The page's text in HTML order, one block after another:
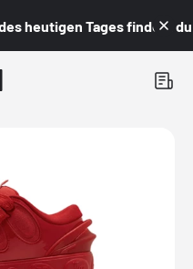
heutigen Tages findest du